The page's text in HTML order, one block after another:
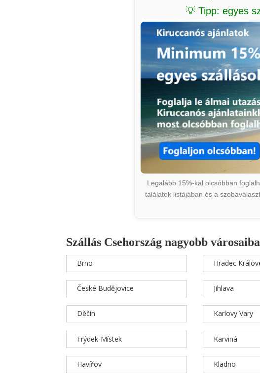
💡 Tipp: egyes
Legalább 15%-kal olcsóbban
találatok listájában és a
Szállás Csehország nagyobb
Brno
České Budějovice
Děčín
Frýdek-Místek
Havířov
Hradec
Jihlava
Karlovy Vary
Karviná
Kladno